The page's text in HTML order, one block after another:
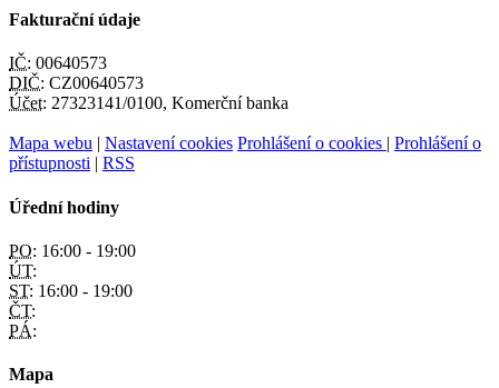
Fakturační údaje
IČ: 00640573
DIČ: CZ00640573
Účet: 27323141/0100, Komerční banka
Mapa webu | Nastavení cookies Prohlášení o cookies | Prohlášení o
přístupnosti | RSS
Úřední hodiny
PO: 16:00 - 19:00
ÚT:
ST: 16:00 - 19:00
ČT:
PÁ:
Mapa